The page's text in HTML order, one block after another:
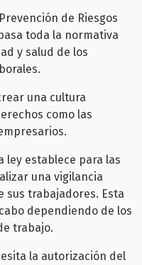
de Riesgos
toda la normativa
y salud de los
una cultura
como las
ley establece para las
una vigilancia
sus trabajadores. Esta
dependiendo de los
trabajo.
la autorización del